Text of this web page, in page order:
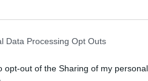
Data Processing Opt Outs
opt-out of the Sharing of my personal
a Nagydíjat megosztva
legfiatalabb rendezője, a
certain regard (Egy